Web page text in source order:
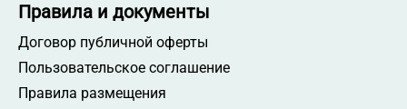
Правила и документы
Договор публичной оферты
Пользовательское соглашение
Правила размещения